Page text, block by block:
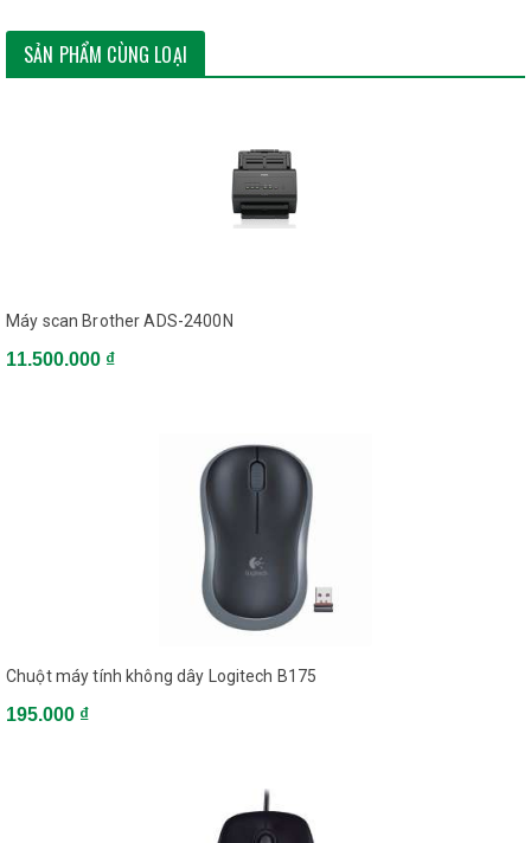
SẢN PHẨM CÙNG LOẠI
Máy scan Brother ADS-2400N
11.500.000 ₫
Chuột máy tính không dây Logitech B175
195.000 ₫